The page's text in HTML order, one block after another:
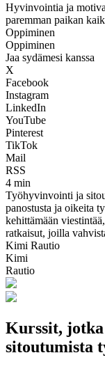
Hyvinvointia ja
paremman paikan
Oppiminen
Oppiminen
Jaa sydämesi kanssa
X
Facebook
Instagram
LinkedIn
YouTube
Pinterest
TikTok
Mail
RSS
4 min
Työhyvinvointi ja
panostusta ja oikeita
kehittämään
ratkaisut, joilla
Kimi Rautio
Kimi
Rautio
Kurssit,
sitoutumista